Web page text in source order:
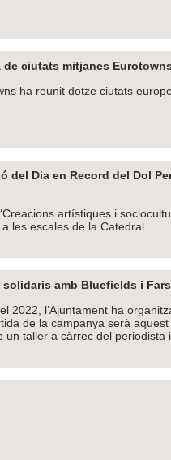
ciutats mitjanes
ha reunit dotze ciutats
del Dia en Record del Dol
artístiques i
les escales de la Catedral.
solidaris amb Bluefields i
2022, l’Ajuntament ha
de la campanya serà
taller a càrrec del periodista